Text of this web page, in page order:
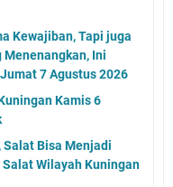
Kewajiban, Tapi juga
Ini
7 Agustus 2026
Kamis 6
Salat Bisa Menjadi
Wilayah Kuningan